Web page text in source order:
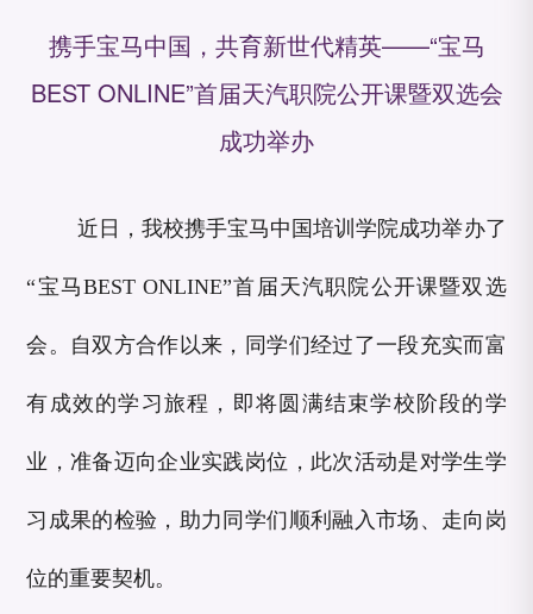
携手宝马中国，共育新世代精英——“宝马
BEST ONLINE”首届天汽职院公开课暨双选会
成功举办
近日，我校携手宝马中国培训学院成功举办了
“宝马BEST ONLINE”首届天汽职院公开课暨双选
会。自双方合作以来，同学们经过了一段充实而富
有成效的学习旅程，即将圆满结束学校阶段的学
业，准备迈向企业实践岗位，此次活动是对学生学
习成果的检验，助力同学们顺利融入市场、走向岗
位的重要契机。